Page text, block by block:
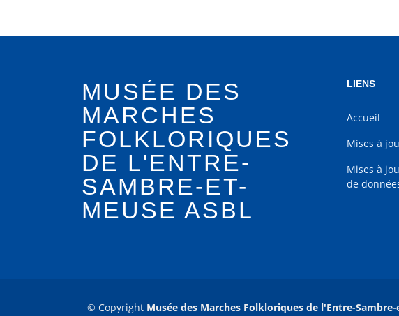
MUSÉE DES
MARCHES
FOLKLORIQUES
DE L'ENTRE-
SAMBRE-ET-
MEUSE ASBL
LIENS
Accueil
Mises à
Mises à
de
© Copyright Musée des Marches Folkloriques de l'Entre-Sambre-